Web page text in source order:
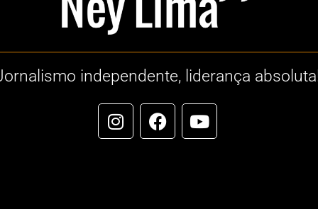
independente, liderança